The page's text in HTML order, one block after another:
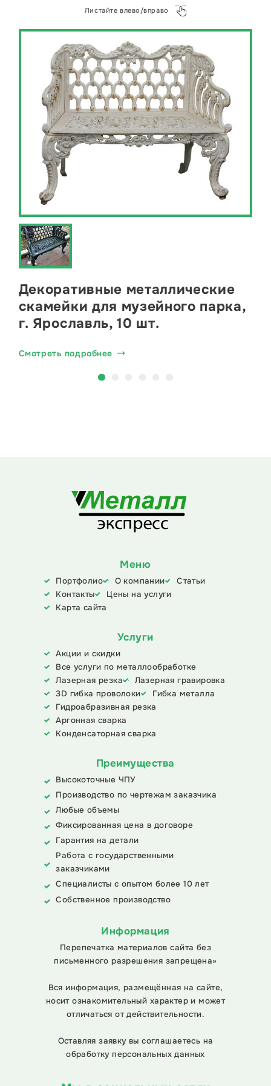
Листайте влево/вправо
Декоративные металлические
скамейки для музейного парка,
г. Ярославль, 10 шт.
Смотреть подробнее
Меню
Портфолио О компании
Статьи
Контакты
Цены на услуги
Карта сайта
Услуги
Акции и скидки
Все услуги по металлообработке
Лазерная резка
Лазерная гравировка
3D гибка проволоки
Гибка металла
Гидроабразивная резка
Аргонная сварка
Конденсаторная сварка
Преимущества
Высокоточные ЧПУ
Производство по чертежам заказчика
Любые объемы
Фиксированная цена в договоре
Гарантия на детали
Работа с государственными
заказчиками
Специалисты с опытом более 10 лет
Собственное производство
Информация
Перепечатка материалов сайта без
письменного разрешения запрещена»
Вся информация, размещённая на сайте,
носит ознакомительный характер и может
отличаться от действительности.
Оставляя заявку вы соглашаетесь на
обработку персональных данных